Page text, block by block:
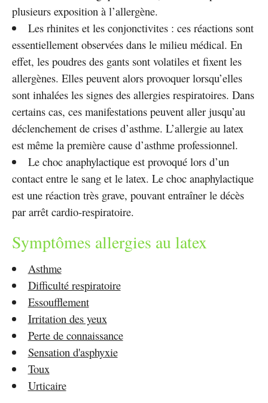
plusieurs exposition à l’allergène.
Les rhinites et les conjonctivites : ces réactions sont
essentiellement observées dans le milieu médical. En
effet, les poudres des gants sont volatiles et fixent les
allergènes. Elles peuvent alors provoquer lorsqu’elles
sont inhalées les signes des allergies respiratoires. Dans
certains cas, ces manifestations peuvent aller jusqu’au
déclenchement de crises d’asthme. L’allergie au latex
est même la première cause d’asthme professionnel.
Le choc anaphylactique est provoqué lors d’un
contact entre le sang et le latex. Le choc anaphylactique
est une réaction très grave, pouvant entraîner le décès
par arrêt cardio-respiratoire.
Symptômes allergies au latex
Asthme
Difficulté respiratoire
Essoufflement
Irritation des yeux
Perte de connaissance
Sensation d'asphyxie
Toux
Urticaire